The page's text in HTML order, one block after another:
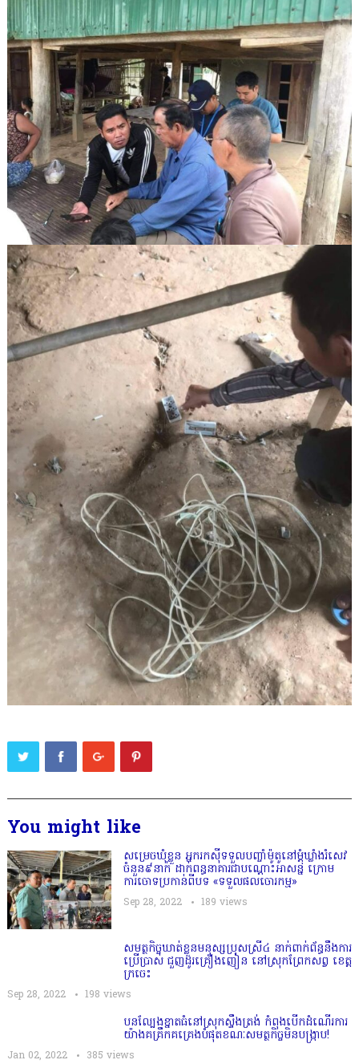
You might like
សម្រេចឃុំខ្លួន អ្នករកស៊ីទទួលបញ្ចាំម៉ូតូនៅម្តុំឃ្លាំងរំសេវ
ចំនួន៩នាក់ ដាក់ពន្ធនាគារជាបណ្ដោះអាសន្ន ក្រោម
ការចោទប្រកាន់ពីបទ «ទទួលផលចោរកម្ម»
Sep 28, 2022 189 views
សមត្ថកិច្ចឃាត់ខ្លួនមនុស្សប្រុសស្រី៤ នាក់ពាក់ព័ន្ធនឹងការ
ប្រើប្រាស់ ជួញដូរគ្រឿងញៀន នៅស្រុកព្រែកសព្វ ខេត្ត
ក្រចេះ
Sep 28, 2022 198 views
បនល្បែងខ្នាតធំនៅស្រុកស្ទឹងត្រង់ កំពុងបើកដំណើរការ
យ៉ាងគគ្រឹកគគ្រេងបំផុតខណៈសមត្ថកិច្ចមិនបង្ក្រាប!
Jan 02, 2022 385 views